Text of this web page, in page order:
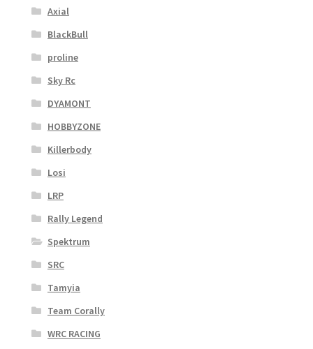
Axial
BlackBull
proline
Sky Rc
DYAMONT
HOBBYZONE
Killerbody
Losi
LRP
Rally Legend
Spektrum
SRC
Tamyia
Team Corally
WRC RACING